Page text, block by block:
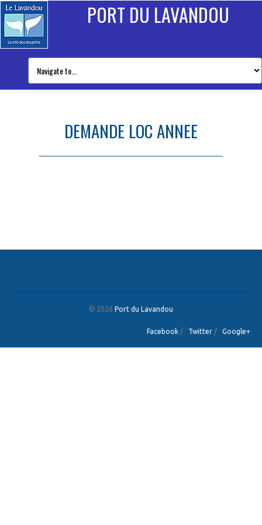
PORT DU LAVANDOU
DEMANDE LOC ANNEE
© 2026 Port du Lavandou
Facebook / Twitter / Google+